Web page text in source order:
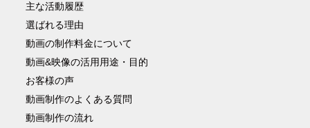
主な活動履歴
選ばれる理由
動画の制作料金について
動画&映像の活用用途・目的
お客様の声
動画制作のよくある質問
動画制作の流れ